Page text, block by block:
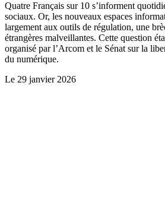
Quatre Français sur 10 s’informent
sociaux. Or, les nouveaux espaces
largement aux outils de régulation, une
étrangères malveillantes. Cette question
organisé par l’Arcom et le Sénat sur la
du numérique.
Le 29 janvier 2026